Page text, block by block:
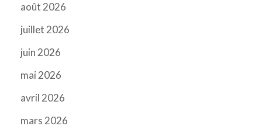
août 2026
juillet 2026
juin 2026
mai 2026
avril 2026
mars 2026